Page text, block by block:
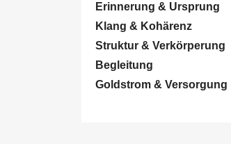
Erinnerung & Ursprung
Klang & Kohärenz
Struktur & Verkörperung
Begleitung
Goldstrom & Versorgung